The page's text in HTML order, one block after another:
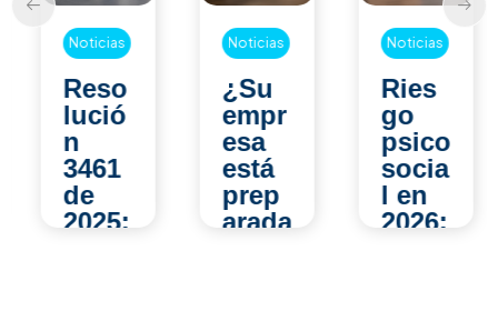
Noticias
Reso
lució
n
3461
de
2025:
Noticias
¿Su
empr
esa
está
prep
arada
Noticias
Ries
go
psico
socia
l en
2026: